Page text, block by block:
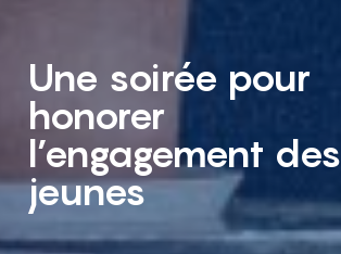
Une soirée pour
honorer
l’engagement des
jeunes